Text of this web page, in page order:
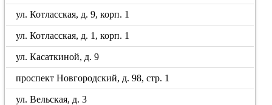
ул. Котласская, д. 9, корп. 1
ул. Котласская, д. 1, корп. 1
ул. Касаткиной, д. 9
проспект Новгородский, д. 98, стр. 1
ул. Вельская, д. 3